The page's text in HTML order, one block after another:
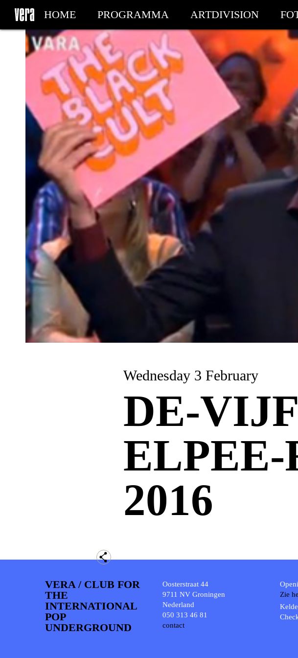
HOME PROGRAMMA ARTDIVISION
MIJN TICKETS
Wednesday 3 February
DE-
2016
VERA / CLUB FOR
THE
INTERNATIONAL
POP
UNDERGROUND
Oosterstraat 44
9711 NV Groningen
Nederland
050 313 46 81
contact
Zie